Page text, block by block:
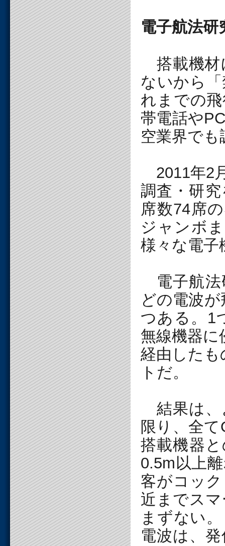
電子航法研
搭載機材
ないから
れまでの
帯電話や
空業界で
2011年2
調査・研
席数74席
ジャンボ
様々な電子
電子航法
どの電波
つある。1
無線機器に
経由したも
トだ。
結果は、
限り、全
搭載機器
0.5m以上
客がコッ
近までス
まずない
電波は、